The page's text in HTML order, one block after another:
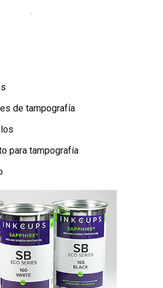
.
de tampografía
para tampografía